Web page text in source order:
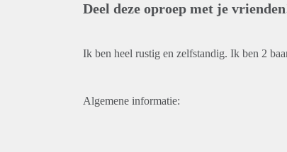
Deel deze oproep met je
Ik ben heel rustig en zelfstandig. Ik ben 2
Algemene informatie: